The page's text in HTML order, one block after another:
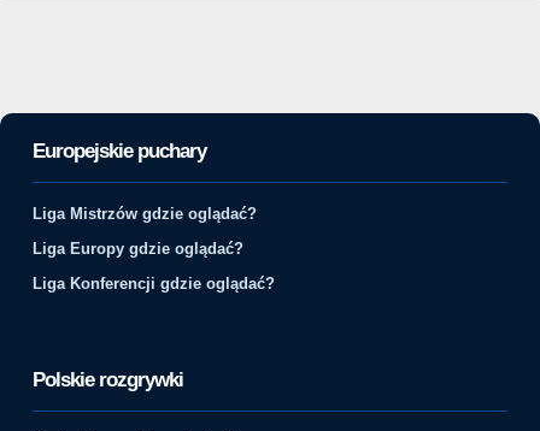
Europejskie puchary
Liga Mistrzów gdzie oglądać?
Liga Europy gdzie oglądać?
Liga Konferencji gdzie oglądać?
Polskie rozgrywki